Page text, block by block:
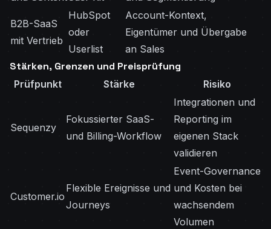
B2B-SaaS
mit Vertrieb
HubSpot
oder
Userlist
Account-Kontext,
Eigentümer und Übergabe
an Sales
Stärken, Grenzen und Preisprüfung
Prüfpunkt Stärke Risiko
Sequenzy
Fokussierter SaaS-
und Billing-Workflow
Integrationen und
Reporting im
eigenen Stack
validieren
Customer.io
Flexible Ereignisse und
Journeys
Event-Governance
und Kosten bei
wachsendem
Volumen